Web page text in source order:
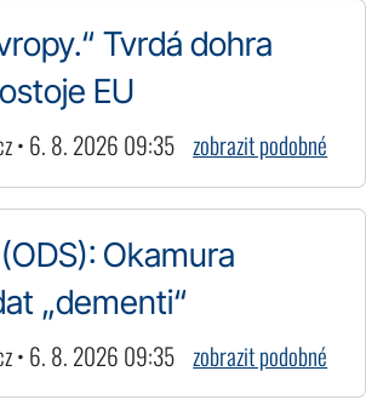
Tvrdá dohra
EU
• 6. 8. 2026 09:35 zobrazit podobné
Okamura
„dementi“
• 6. 8. 2026 09:35 zobrazit podobné